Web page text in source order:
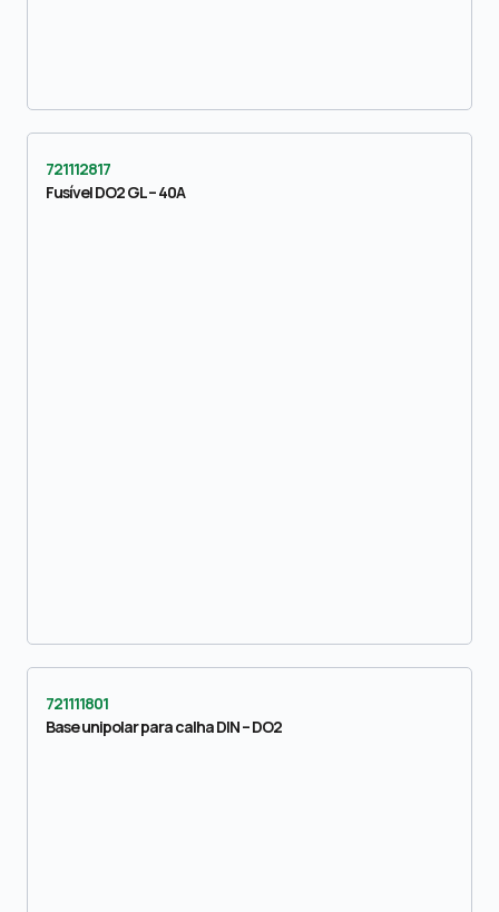
721112817
Fusível DO2 GL – 40A
721111801
Base unipolar para calha DIN – DO2